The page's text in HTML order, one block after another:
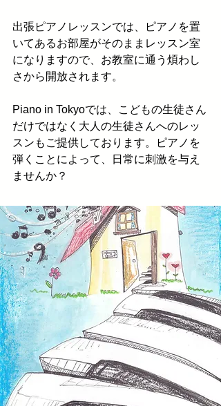
出張ピアノレッスンでは、ピアノを置
いてあるお部屋がそのままレッスン室
になりますので、お教室に通う煩わし
さから開放されます。
Piano in Tokyoでは、こどもの生徒さん
だけではなく大人の生徒さんへのレッ
スンもご提供しております。ピアノを
弾くことによって、日常に刺激を与え
ませんか？